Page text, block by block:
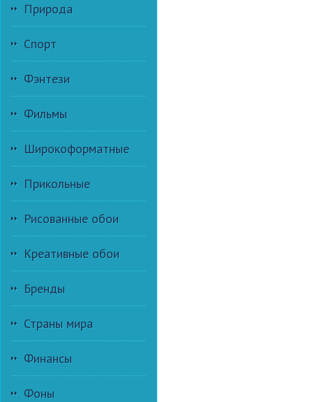
Природа
Спорт
Фэнтези
Фильмы
Широкоформатные
Прикольные
Рисованные обои
Креативные обои
Бренды
Страны мира
Финансы
Фоны